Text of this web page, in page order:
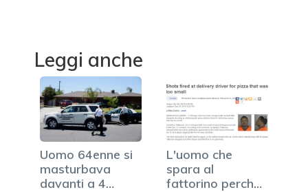
Leggi anche
Uomo 64enne si
masturbava
davanti a 4
L'uomo che
spara al
fattorino perché